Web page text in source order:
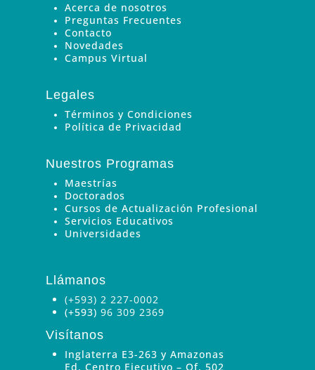
Acerca de nosotros
Preguntas Frecuentes
Contacto
Novedades
Campus Virtual
Legales
Términos y Condiciones
Política de Privacidad
Nuestros Programas
Maestrías
Doctorados
Cursos de Actualización Profesional
Servicios Educativos
Universidades
Llámanos
(+593) 2 227-0002
(+593) 96 309 2369
Visítanos
Inglaterra E3-263 y Amazonas
Ed. Centro Ejecutivo – Of. 502